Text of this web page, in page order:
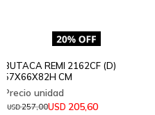
BUTACA REMI 2162CF (D)
57X66X82H CM
USD 205,60
USD257,00